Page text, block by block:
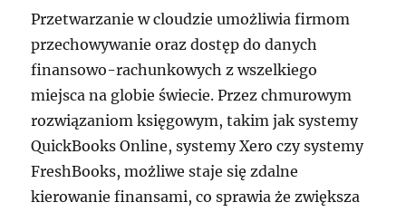
Przetwarzanie w cloudzie umożliwia firmom
przechowywanie oraz dostęp do danych
finansowo-rachunkowych z wszelkiego
miejsca na globie świecie. Przez chmurowym
rozwiązaniom księgowym, takim jak systemy
QuickBooks Online, systemy Xero czy systemy
FreshBooks, możliwe staje się zdalne
kierowanie finansami, co sprawia że zwiększa